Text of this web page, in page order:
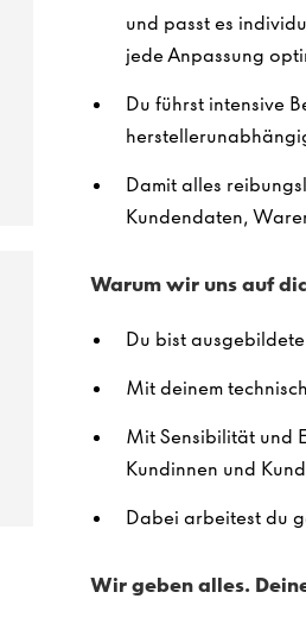
und passt es
jede Anpassung
Du führst intensive
Damit alles
Kundendaten,
Warum wir uns auf
Du bist
Mit deinem
Mit Sensibilität und
Kundinnen und
Dabei arbeitest du
Wir geben alles.